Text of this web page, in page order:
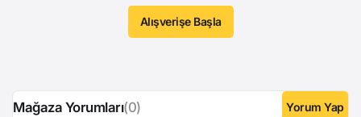
Alışverişe Başla
Mağaza Yorumları(0)
Yorum Yap